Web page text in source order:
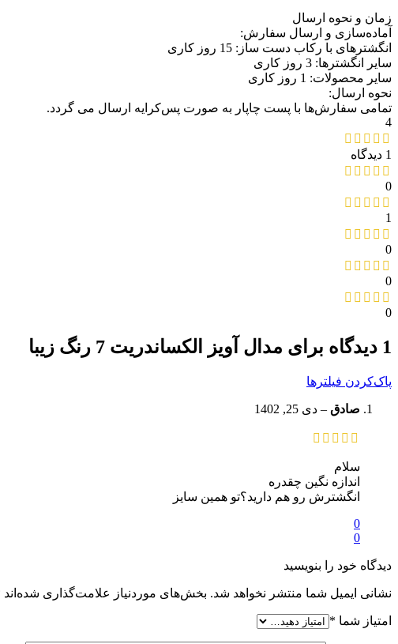
زمان و نحوه ارسال
آماده‌سازی و ارسال سفارش:
انگشترهای با رکاب دست ساز: 15 روز کاری
سایر انگشترها: 3 روز کاری
سایر محصولات: 1 روز کاری
نحوه ارسال:
تمامی سفارش‌ها با پست چاپار به صورت پس‌کرایه ارسال می گردد.
4
1 دیدگاه
0
1
0
0
0
1 دیدگاه برای مدال آویز الکساندریت 7 رنگ زیبا
پاک‌کردن فیلترها
صادق – دی 25, 1402
سلام
اندازه نگین چقدره
انگشترش رو هم دارید؟تو همین سایز
0
0
دیدگاه خود را بنویسید
نشانی ایمیل شما منتشر نخواهد شد. بخش‌های موردنیاز علامت‌گذاری شده‌اند
امتیاز شما *